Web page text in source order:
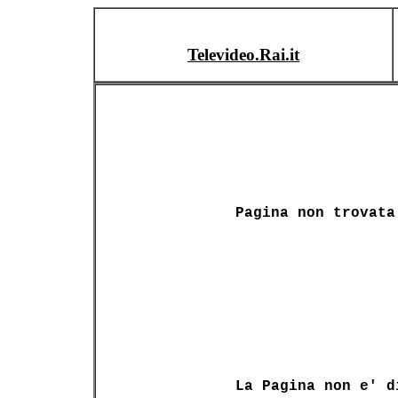
Televideo.Rai.it
Pagina non trovata
La Pagina non e'